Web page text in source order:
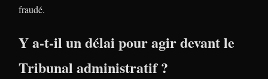
fraudé.
Y a-t-il un délai pour agir devant le
Tribunal administratif ?